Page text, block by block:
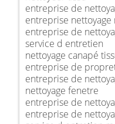
entreprise de
entreprise nettoyage
entreprise de
service d entretien
nettoyage canapé
entreprise de
entreprise de
nettoyage fenetre
entreprise de
entreprise de